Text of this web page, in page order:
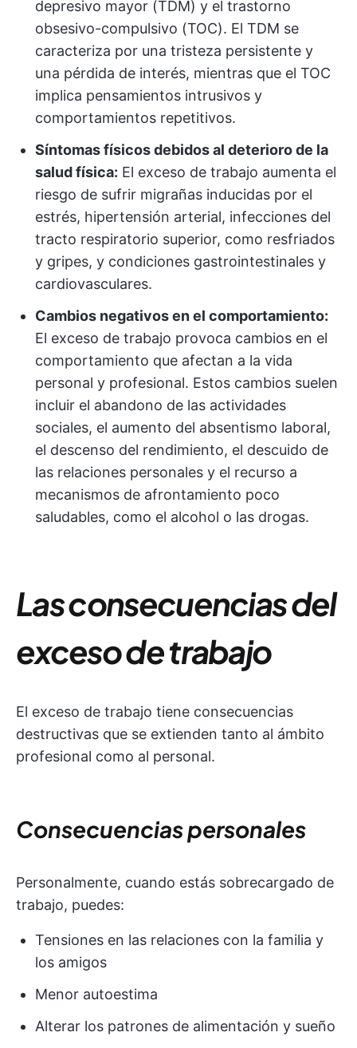
depresivo mayor (TDM) y el trastorno
obsesivo-compulsivo (TOC). El TDM se
caracteriza por una tristeza persistente y
una pérdida de interés, mientras que el TOC
implica pensamientos intrusivos y
comportamientos repetitivos.
Síntomas físicos debidos al deterioro de la
salud física: El exceso de trabajo aumenta el
riesgo de sufrir migrañas inducidas por el
estrés, hipertensión arterial, infecciones del
tracto respiratorio superior, como resfriados
y gripes, y condiciones gastrointestinales y
cardiovasculares.
Cambios negativos en el comportamiento:
El exceso de trabajo provoca cambios en el
comportamiento que afectan a la vida
personal y profesional. Estos cambios suelen
incluir el abandono de las actividades
sociales, el aumento del absentismo laboral,
el descenso del rendimiento, el descuido de
las relaciones personales y el recurso a
mecanismos de afrontamiento poco
saludables, como el alcohol o las drogas.
Las consecuencias del
exceso de trabajo
El exceso de trabajo tiene consecuencias
destructivas que se extienden tanto al ámbito
profesional como al personal.
Consecuencias personales
Personalmente, cuando estás sobrecargado de
trabajo, puedes:
Tensiones en las relaciones con la familia y
los amigos
Menor autoestima
Alterar los patrones de alimentación y sueño